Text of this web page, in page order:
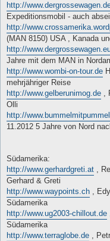
http://
Expeditionsmobil - auch
http://
(MAN 8150) USA , Kanada
http://
Jahre mit dem MAN in
http://www.wombi-on-tour.de
mehrjähriger Reise
http://www.gelberunimog.de ,
Olli
http://
11.2012 5 Jahre von Nord
Südamerika:
http://www.gerhardgreti.at ,
Gerhard & Greti
http://www.waypoints.ch ,
Südamerika
http://www.ug2003-chillout.de
Südamerika
http://www.terraglobe.de ,